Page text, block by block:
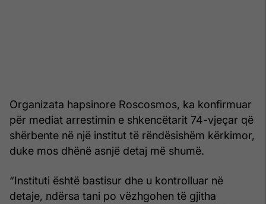
Organizata hapsinore Roscosmos, ka konfirmuar
për mediat arrestimin e shkencëtarit 74-vjeçar që
shërbente në një institut të rëndësishëm kërkimor,
duke mos dhënë asnjë detaj më shumë.
“Instituti është bastisur dhe u kontrolluar në
detaje, ndërsa tani po vëzhgohen të gjitha